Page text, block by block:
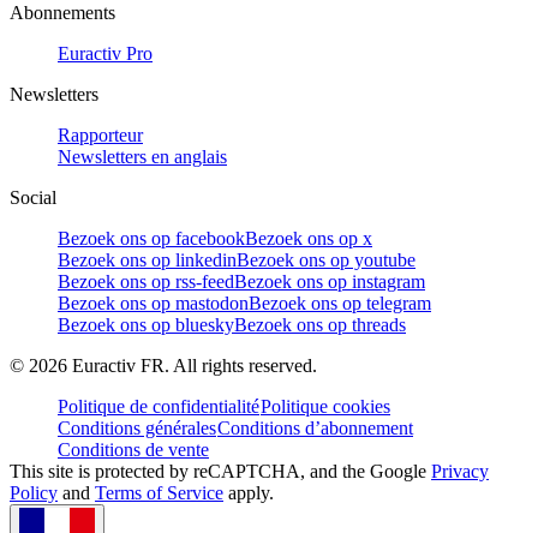
Abonnements
Euractiv Pro
Newsletters
Rapporteur
Newsletters en anglais
Social
Bezoek ons op facebookBezoek ons op x
Bezoek ons op linkedinBezoek ons op youtube
Bezoek ons op rss-feedBezoek ons op instagram
Bezoek ons op mastodonBezoek ons op telegram
Bezoek ons op blueskyBezoek ons op threads
© 2026 Euractiv FR. All rights reserved.
Politique de confidentialitéPolitique cookies
Conditions généralesConditions d’abonnement
Conditions de vente
This site is protected by reCAPTCHA, and the Google Privacy
Policy and Terms of Service apply.